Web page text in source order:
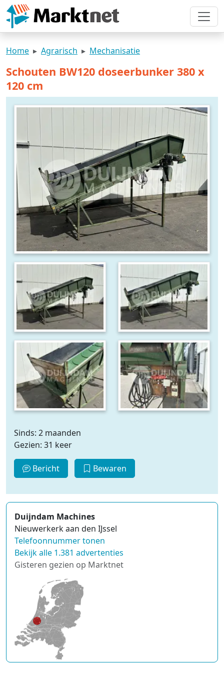
Home Agrarisch Mechanisatie
Schouten BW120 doseerbunker 380 x
120 cm
Sinds: 2 maanden
Gezien: 31 keer
Bericht Bewaren
Duijndam Machines
Nieuwerkerk aan den IJssel
Telefoonnummer tonen
Bekijk alle 1.381 advertenties
Gisteren gezien op Marktnet